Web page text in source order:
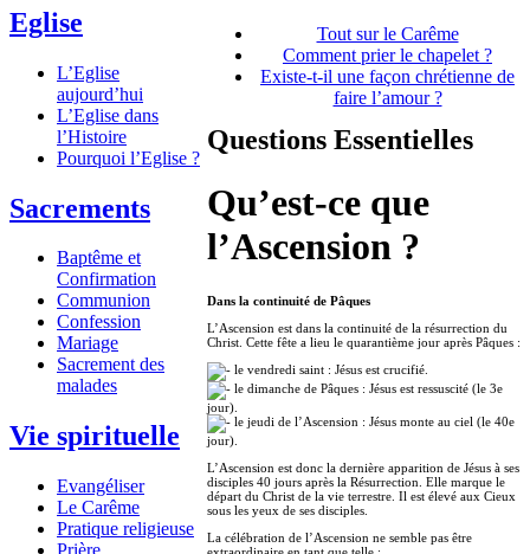
Eglise
L’Eglise
aujourd’hui
L’Eglise dans
l’Histoire
Pourquoi l’Eglise ?
Sacrements
Baptême et
Confirmation
Communion
Confession
Mariage
Sacrement des
malades
Vie spirituelle
Evangéliser
Le Carême
Pratique religieuse
Tout sur le Carême
Comment prier le chapelet ?
Existe-t-il une façon chrétienne de
faire l’amour ?
Questions Essentielles
Qu’est-ce que
l’Ascension ?
Dans la continuité de Pâques
L’Ascension est dans la continuité de la résurrection du
Christ. Cette fête a lieu le quarantième jour après Pâques :
le vendredi saint : Jésus est crucifié.
le dimanche de Pâques : Jésus est ressuscité (le 3e
jour).
le jeudi de l’Ascension : Jésus monte au ciel (le 40e
jour).
L’Ascension est donc la dernière apparition de Jésus à ses
disciples 40 jours après la Résurrection. Elle marque le
départ du Christ de la vie terrestre. Il est élevé aux Cieux
sous les yeux de ses disciples.
La célébration de l’Ascension ne semble pas être